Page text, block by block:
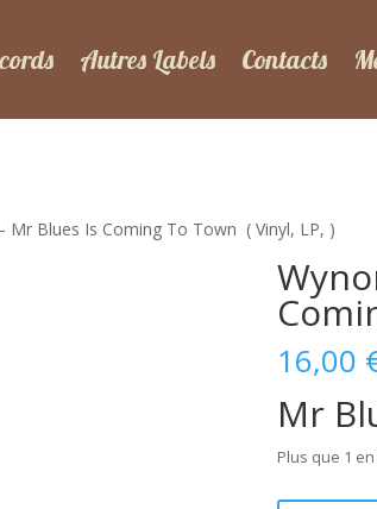
Autres Labels Contacts
Mr Blues Is Coming To Town ‎ ( Vinyl, LP, )
16,00
Mr
Plus que 1